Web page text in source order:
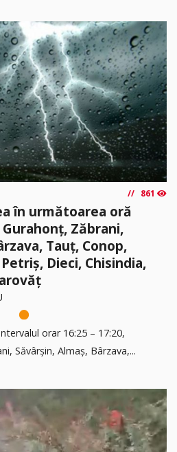
861
în următoarea oră
Zăbrani,
Tauț, Conop,
Dieci, Chisindia,
orar 16:25 – 17:20,
Săvârșin, Almaș, Bârzava,...